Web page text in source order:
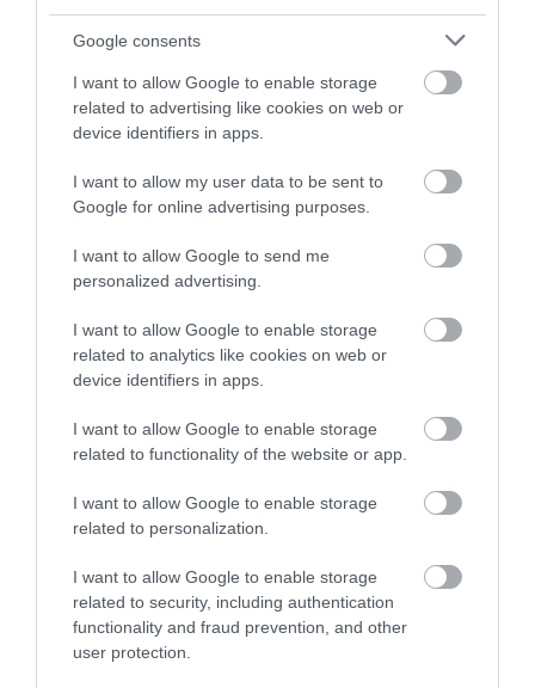
Google consents
I want to allow Google to enable storage
related to advertising like cookies on web or
device identifiers in apps.
I want to allow my user data to be sent to
Google for online advertising purposes.
I want to allow Google to send me
personalized advertising.
I want to allow Google to enable storage
related to analytics like cookies on web or
device identifiers in apps.
I want to allow Google to enable storage
related to functionality of the website or app.
I want to allow Google to enable storage
related to personalization.
I want to allow Google to enable storage
related to security, including authentication
functionality and fraud prevention, and other
user protection.
Ahogy arról mi is beszámoltunk, Vilmos
módon – rendszeresen szakállal jelenik
meg a nagyközönség előtt. Sokak szerint
a walesi herceg azért növesztette meg az
arcszőrzetét, hogy egy határozottabb,
bölcsebb uralkodó képét alakítsa ki
Sírásban tört ki Sarolta
hercegnő … miután meglátta
Vilmost…
Művelődj, szórakozz, kíváncsiskodj, kóstolgass
és ismerd meg a Hamu és Gyémánt világát!
ROVATOK
Kultúra